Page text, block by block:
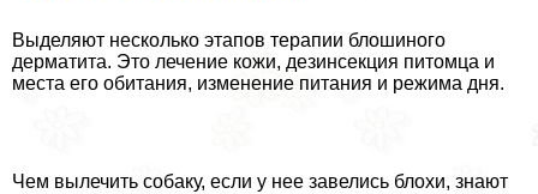
Выделяют несколько этапов терапии блошиного
дерматита. Это лечение кожи, дезинсекция питомца и
места его обитания, изменение питания и режима дня.
Чем вылечить собаку, если у нее завелись блохи, знают